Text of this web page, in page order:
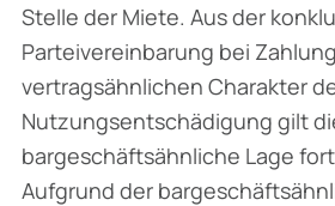
Stelle der Miete. Aus der
Parteivereinbarung bei
vertragsähnlichen Charakter
Nutzungsentschädigung gilt
bargeschäftsähnliche Lage
Aufgrund der